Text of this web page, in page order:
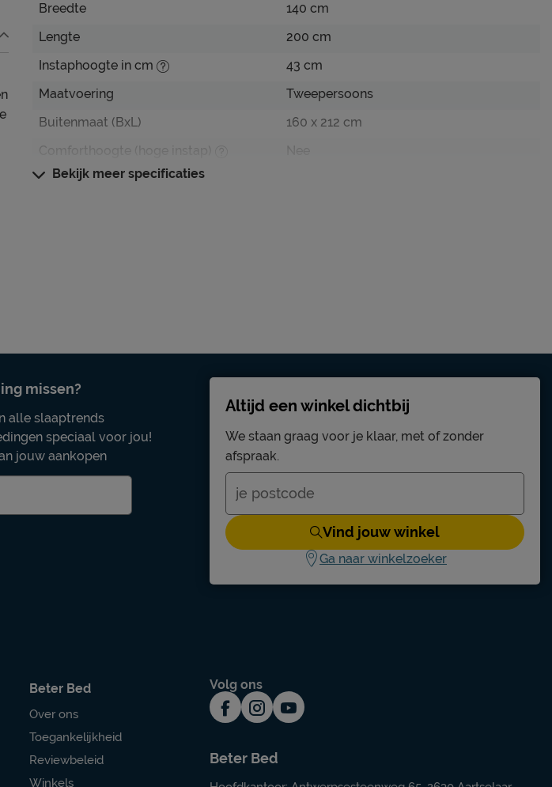
Breedte
140 cm
Lengte
200 cm
Instaphoogte in cm
43 cm
Maatvoering
Tweepersoons
Buitenmaat (BxL)
160 x 212 cm
Comforthoogte (hoge instap)
Nee
Hoogte hoofdbord
Uitvoering
Excl. matras en bedbodem
Elektrisch verstelbare bedbodem
Poten
Modelnaam poten
metaal
Kleur poten
zwart
Duurzaamheid
Duurzaam
duurzamer product
Duurzaamheidsdefinitie
Bekijk meer specificaties
missen?
alle slaaptrends
speciaal voor jou!
jouw aankopen
Altijd een winkel dichtbij
We staan graag voor je klaar, met of zonder
afspraak.
Vind jouw winkel
Ga naar winkelzoeker
Beter Bed
Over ons
Toegankelijkheid
Reviewbeleid
Winkels
Volg ons
Beter Bed